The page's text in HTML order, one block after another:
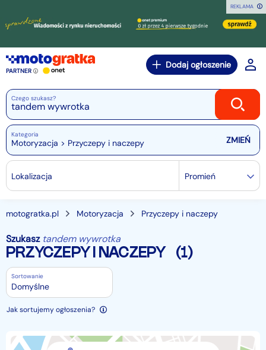
REKLAMA
PARTNER
Dodaj ogłoszenie
Czego szukasz?
Kategoria
Motoryzacja > Przyczepy i naczepy
Lokalizacja Promień
motogratka.pl Motoryzacja Przyczepy i naczepy
Szukasz tandem wywrotka
PRZYCZEPY I NACZEPY (1)
Sortowanie
Domyślne
Jak sortujemy ogłoszenia?